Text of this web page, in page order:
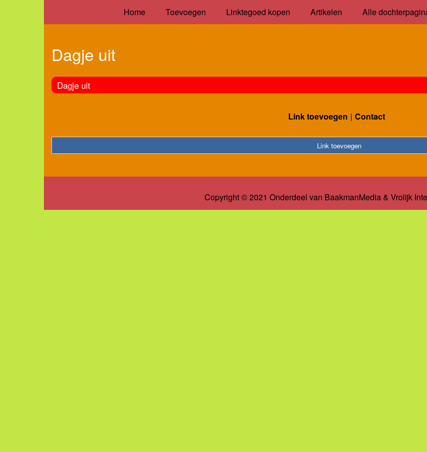
Home Toevoegen Linktegoed kopen Artikelen Alle
Dagje uit
Dagje uit
Link toevoegen Contact
Link toevoegen
Copyright © 2021 Onderdeel van BaakmanMedia& Vrolijk